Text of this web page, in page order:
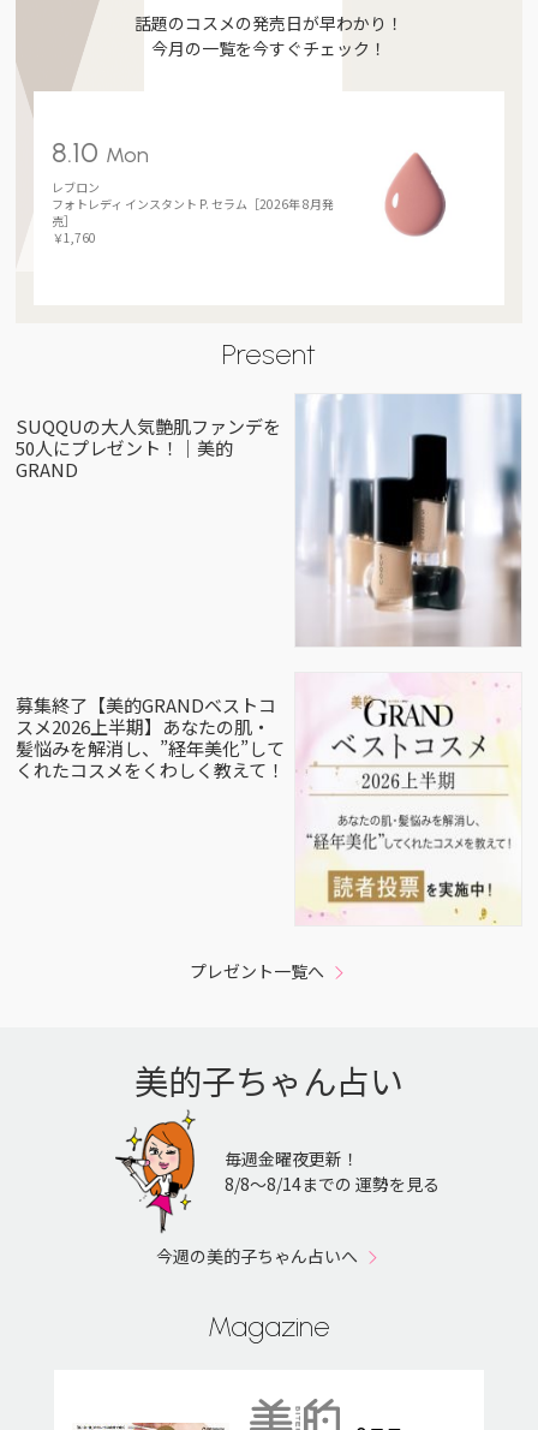
話題のコスメの発売日が早わかり！
今月の一覧を今すぐチェック！
8.10 Mon
レブロン
フォトレディ インスタント P. セラム［2026年 8月発
売］
￥1,760
Present
SUQQUの大人気艶肌ファンデを
50人にプレゼント！｜美的
GRAND
募集終了【美的GRANDベストコ
スメ2026上半期】あなたの肌・
髪悩みを解消し、”経年美化”して
くれたコスメをくわしく教えて！
プレゼント一覧へ
美的子ちゃん占い
毎週金曜夜更新！
8/8〜8/14までの 運勢を見る
今週の美的子ちゃん占いへ
Magazine